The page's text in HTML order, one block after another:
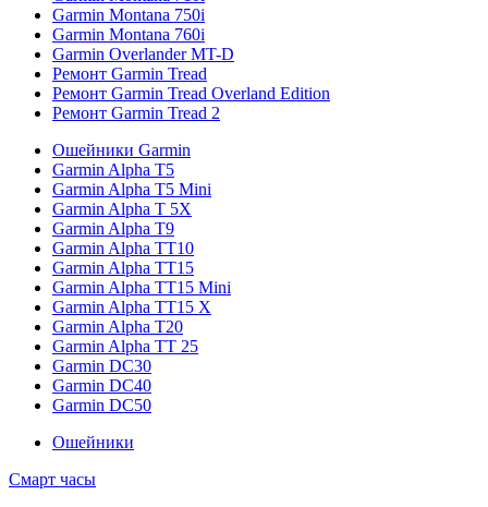
Garmin Montana 750i
Garmin Montana 760i
Garmin Overlander MT-D
Ремонт Garmin Tread
Ремонт Garmin Tread Overland Edition
Ремонт Garmin Tread 2
Ошейники Garmin
Garmin Alpha T5
Garmin Alpha T5 Mini
Garmin Alpha T 5X
Garmin Alpha T9
Garmin Alpha TT10
Garmin Alpha TT15
Garmin Alpha TT15 Mini
Garmin Alpha TT15 X
Garmin Alpha T20
Garmin Alpha TT 25
Garmin DC30
Garmin DC40
Garmin DC50
Ошейники
Смарт часы